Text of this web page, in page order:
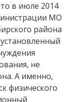
в июле 2014
МО
района
не
А именно,
физического